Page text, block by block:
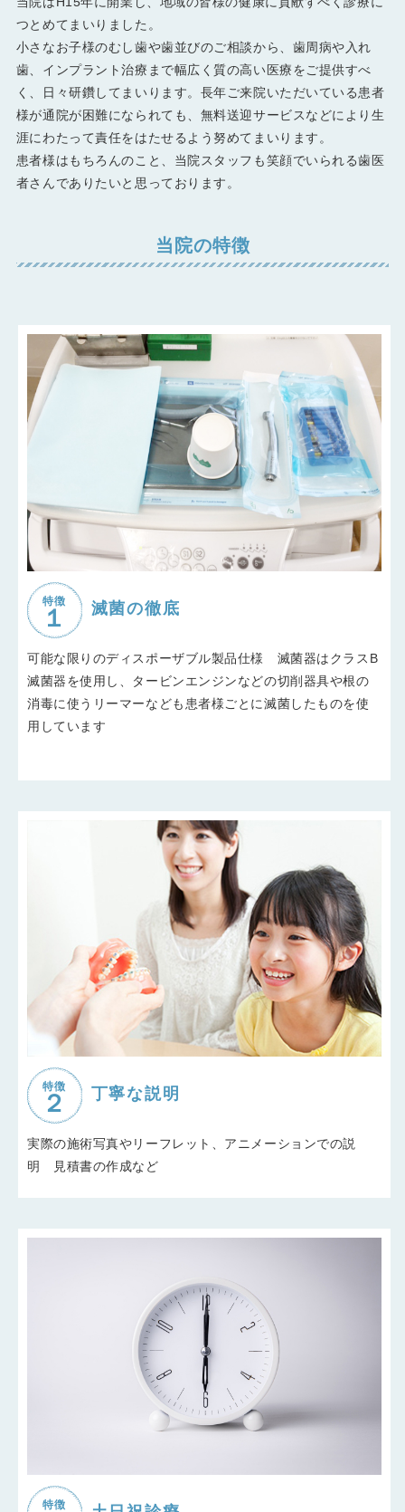
つとめてまいりました。
小さなお子様のむし歯や歯並びのご相談から、歯周病や入れ
歯、インプラント治療まで幅広く質の高い医療をご提供すべ
く、日々研鑽してまいります。長年ご来院いただいている患者
様が通院が困難になられても、無料送迎サービスなどにより生
涯にわたって責任をはたせるよう努めてまいります。
患者様はもちろんのこと、当院スタッフも笑顔でいられる歯医
者さんでありたいと思っております。
当院の特徴
特徴 滅菌の徹底
可能な限りのディスポーザブル製品仕様 滅菌器はクラスB
滅菌器を使用し、タービンエンジンなどの切削器具や根の
消毒に使うリーマーなども患者様ごとに滅菌したものを使
用しています
特徴 丁寧な説明
実際の施術写真やリーフレット、アニメーションでの説
明 見積書の作成など
特徴